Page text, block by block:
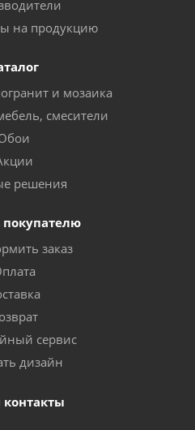
на продукцию
и мозаика
смесители
решения
заказ
сервис
дизайн